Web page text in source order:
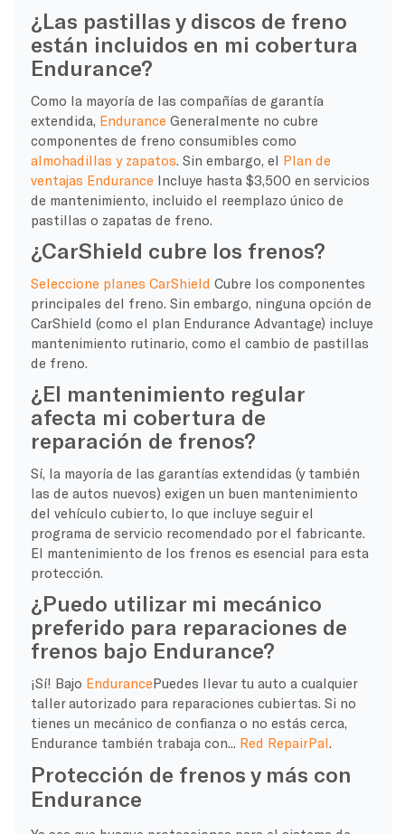
¿Las pastillas y discos de freno
están incluidos en mi cobertura
Endurance?
Como la mayoría de las compañías de garantía
extendida, Endurance Generalmente no cubre
componentes de freno consumibles como
almohadillas y zapatos. Sin embargo, el Plan de
ventajas Endurance Incluye hasta $3,500 en servicios
de mantenimiento, incluido el reemplazo único de
pastillas o zapatas de freno.
¿CarShield cubre los frenos?
Seleccione planes CarShield Cubre los componentes
principales del freno. Sin embargo, ninguna opción de
CarShield (como el plan Endurance Advantage) incluye
mantenimiento rutinario, como el cambio de pastillas
de freno.
¿El mantenimiento regular
afecta mi cobertura de
reparación de frenos?
Sí, la mayoría de las garantías extendidas (y también
las de autos nuevos) exigen un buen mantenimiento
del vehículo cubierto, lo que incluye seguir el
programa de servicio recomendado por el fabricante.
El mantenimiento de los frenos es esencial para esta
protección.
¿Puedo utilizar mi mecánico
preferido para reparaciones de
frenos bajo Endurance?
¡Sí! Bajo EndurancePuedes llevar tu auto a cualquier
taller autorizado para reparaciones cubiertas. Si no
tienes un mecánico de confianza o no estás cerca,
Endurance también trabaja con... Red RepairPal.
Protección de frenos y más con
Endurance